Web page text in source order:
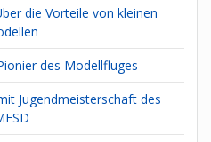
die Vorteile von kleinen
des Modellfluges
Jugendmeisterschaft des